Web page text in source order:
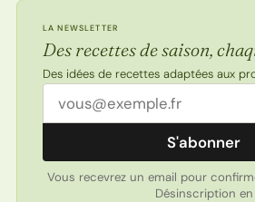
LA NEWSLETTER
Des recettes de saison,
Des idées de recettes adaptées aux
Adresse email
S'abonner
Vous recevrez un email pour
Désinscription